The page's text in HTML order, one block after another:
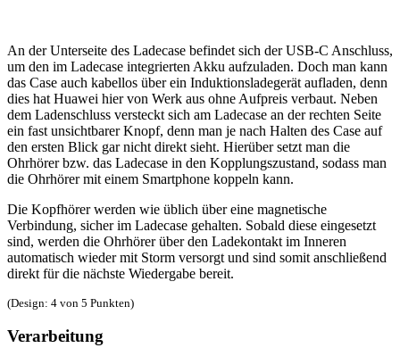
An der Unterseite des Ladecase befindet sich der USB-C Anschluss,
um den im Ladecase integrierten Akku aufzuladen. Doch man kann
das Case auch kabellos über ein Induktionsladegerät aufladen, denn
dies hat Huawei hier von Werk aus ohne Aufpreis verbaut. Neben
dem Ladenschluss versteckt sich am Ladecase an der rechten Seite
ein fast unsichtbarer Knopf, denn man je nach Halten des Case auf
den ersten Blick gar nicht direkt sieht. Hierüber setzt man die
Ohrhörer bzw. das Ladecase in den Kopplungszustand, sodass man
die Ohrhörer mit einem Smartphone koppeln kann.
Die Kopfhörer werden wie üblich über eine magnetische
Verbindung, sicher im Ladecase gehalten. Sobald diese eingesetzt
sind, werden die Ohrhörer über den Ladekontakt im Inneren
automatisch wieder mit Storm versorgt und sind somit anschließend
direkt für die nächste Wiedergabe bereit.
(Design: 4 von 5 Punkten)
Verarbeitung